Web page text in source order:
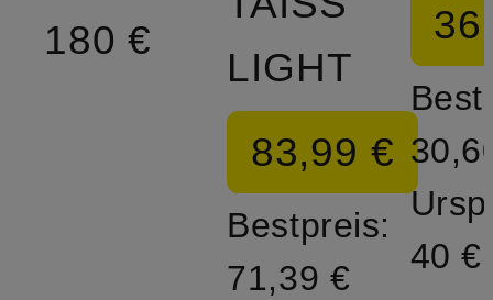
180 €
LIGHT
83,99 €
Bestpreis:
71,39 €
36
40 €